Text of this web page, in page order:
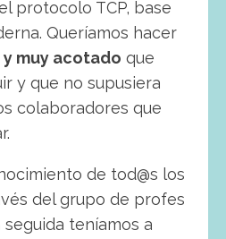
protocolo TCP, base
Queríamos hacer
muy acotado que
y que no supusiera
colaboradores que
de tod@s los
del grupo de profes
seguida teníamos a